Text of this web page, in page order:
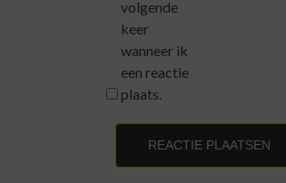
volgende
keer
wanneer ik
een reactie
plaats.